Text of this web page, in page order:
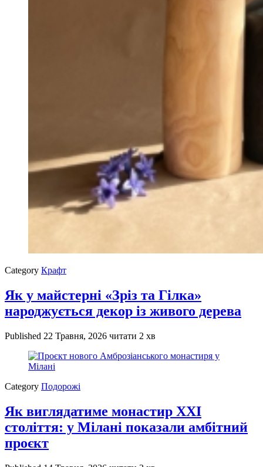
Category Крафт
Як у майстерні «Зріз та Гілка»
народжується декор із живого дерева
Published 22 Травня, 2026 читати 2 хв
Category Подорожі
Як виглядатиме монастир XXI
століття: у Мілані показали амбітний
проєкт